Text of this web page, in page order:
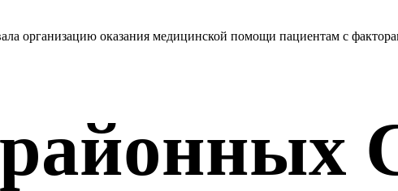
организацию оказания медицинской помощи пациентам с